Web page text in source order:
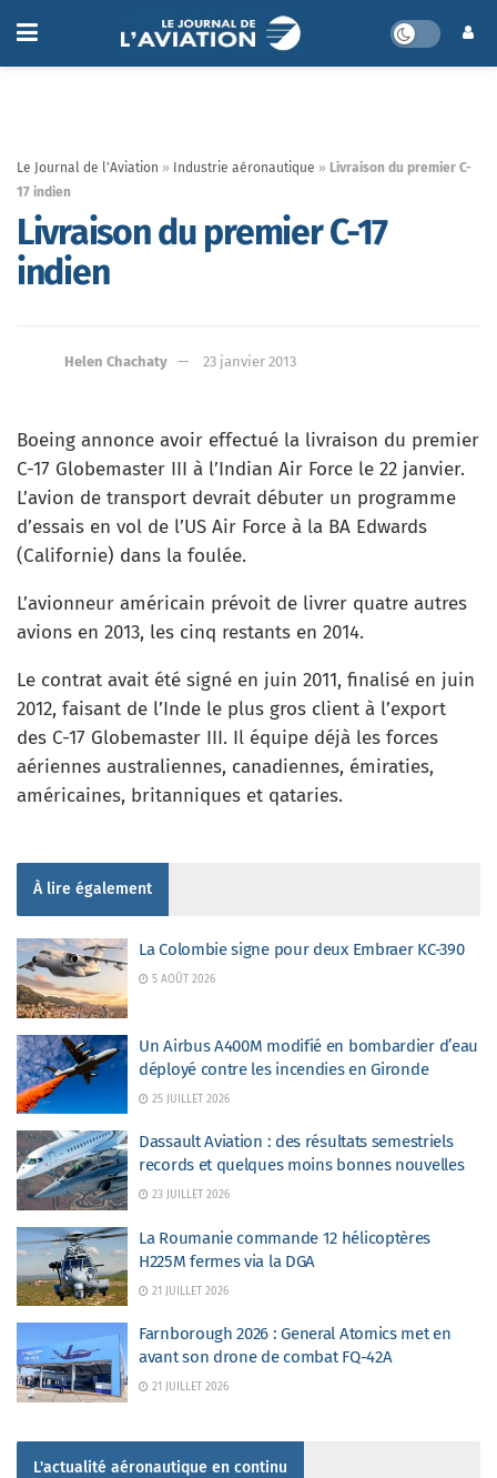
Le Journal de l'Aviation » Industrie aéronautique » Livraison du premier C-
17 indien
Livraison du premier C-17
indien
Helen Chachaty 23 janvier 2013
Boeing annonce avoir effectué la livraison du premier
C-17 Globemaster III à l’Indian Air Force le 22 janvier.
L’avion de transport devrait débuter un programme
d’essais en vol de l’US Air Force à la BA Edwards
(Californie) dans la foulée.
L’avionneur américain prévoit de livrer quatre autres
avions en 2013, les cinq restants en 2014.
Le contrat avait été signé en juin 2011, finalisé en juin
2012, faisant de l’Inde le plus gros client à l’export
des C-17 Globemaster III. Il équipe déjà les forces
aériennes australiennes, canadiennes, émiraties,
américaines, britanniques et qataries.
À lire également
La Colombie signe pour deux Embraer KC-390
5 AOÛT 2026
Un Airbus A400M modifié en bombardier d’eau
déployé contre les incendies en Gironde
25 JUILLET 2026
Dassault Aviation : des résultats semestriels
records et quelques moins bonnes nouvelles
23 JUILLET 2026
La Roumanie commande 12 hélicoptères
H225M fermes via la DGA
21 JUILLET 2026
Farnborough 2026 : General Atomics met en
avant son drone de combat FQ-42A
21 JUILLET 2026
L'actualité aéronautique en continu